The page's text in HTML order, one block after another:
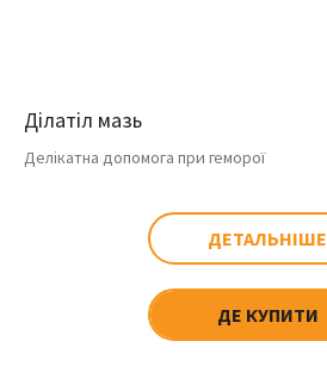
Ділатіл мазь
Делікатна допомога при геморої
ДЕТАЛЬНІШЕ
ДЕ КУПИТИ